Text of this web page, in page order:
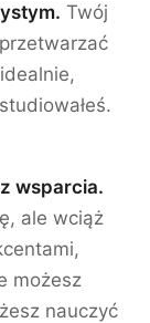
Twój
wsparcia.
ale wciąż
możesz
nauczyć